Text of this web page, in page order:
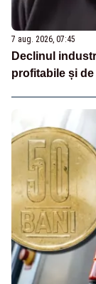
7 aug. 2026, 07:45
Declinul
profitabile și